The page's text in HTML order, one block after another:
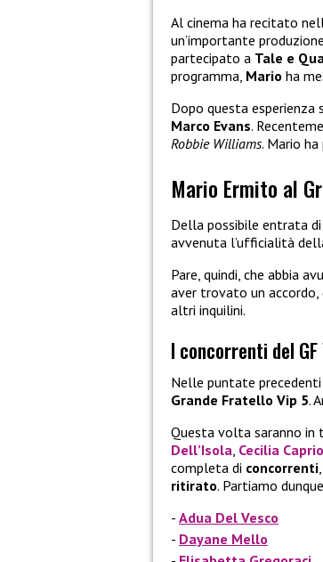
Al cinema ha recitato
un’importante
partecipato a Tale e
programma, Mario ha
Dopo questa esperienza
Marco Evans.
Robbie Williams. Mario
Mario Ermito al
Della possibile entrata di
avvenuta l’ufficialità
Pare, quindi, che abbia
aver trovato un accordo,
altri inquilini.
I concorrenti del
Nelle puntate
Grande Fratello Vip 5.
Questa volta saranno
Dell’Isola Cecilia
completa di concorrenti
ritirato. Partiamo
Adua Del Vesco
Dayane Mello